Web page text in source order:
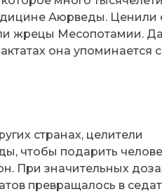
Аюрведы. Ценили
жрецы Месопотамии.
она упоминается
странах, целители
чтобы подарить
При значительных
превращалось в